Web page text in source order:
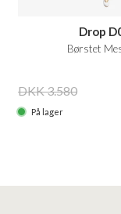
Drop
Børstet
DKK 3.580
På lager